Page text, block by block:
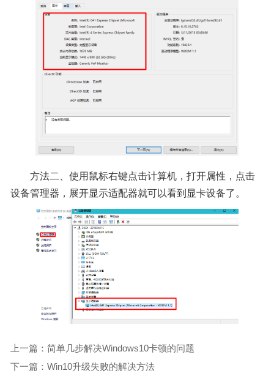
方法二、使用鼠标右键点击计算机，打开属性，点击
设备管理器，展开显示适配器就可以看到显卡设备了。
上一篇：简单几步解决Windows10卡顿的问题
下一篇：Win10升级失败的解决方法